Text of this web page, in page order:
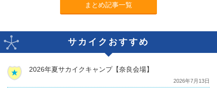
まとめ記事一覧
サカイクおすすめ
2026年夏サカイクキャンプ【奈良会場】
2026年7月13日